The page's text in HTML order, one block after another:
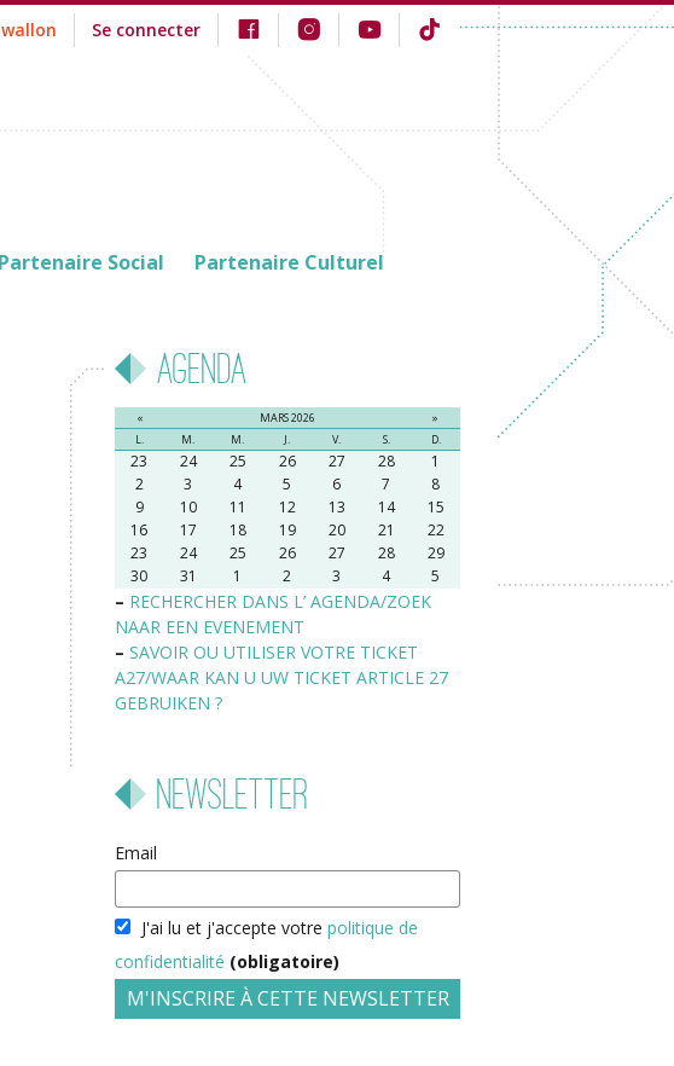
Se connecter
Partenaire Social Partenaire Culturel
Agenda
« MARS 2026
»
L.
M. M. J. V. S. D.
23 24 25 26 27 28
1
2
3 4 5 6 7
8
9
10 11 12 13 14
15
16
17 18 19 20 21
22
23
24 25 26 27 28
29
30
31 1 2 3 4 5
– RECHERCHER DANS L’ AGENDA/ZOEK
NAAR EEN EVENEMENT
– SAVOIR OU UTILISER VOTRE TICKET
A27/WAAR KAN U UW TICKET ARTICLE 27
GEBRUIKEN ?
Newsletter
Email
J'ai lu et j'accepte votre politique de
confidentialité (obligatoire)